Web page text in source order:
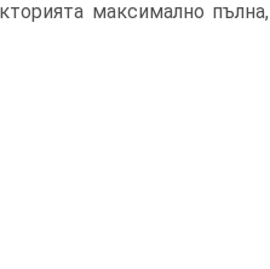
максимално пълна,